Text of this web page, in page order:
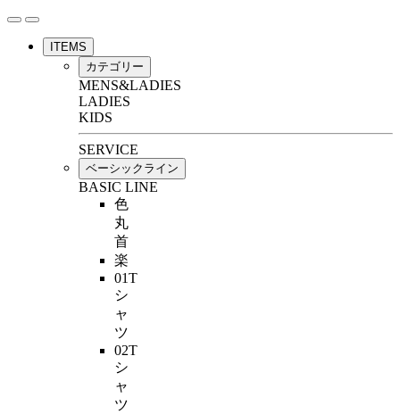
ITEMS
カテゴリー
MENS&LADIES
LADIES
KIDS
SERVICE
ベーシックライン
BASIC LINE
色
丸
首
楽
01T
シ
ャ
ツ
02T
シ
ャ
ツ